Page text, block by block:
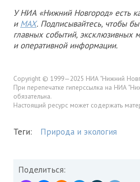
У НИА «Нижний Новгород» есть
и MAX. Подписывайтесь, чтобы
главных событий, эксклюзивных
и оперативной информации.
Copyright © 1999—2025 НИА "Нижний
При перепечатке гиперссылка на НИА
обязательна.
Настоящий ресурс может содержать
Теги: Природа и экология
Поделиться: